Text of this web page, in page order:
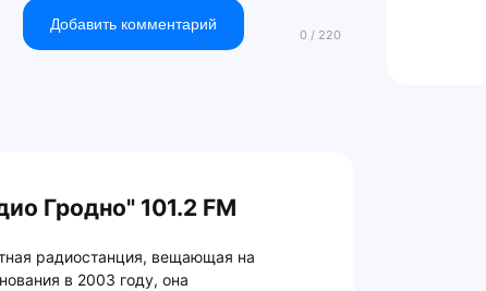
Добавить комментарий
Гродно" 101.2 FM
радиостанция, вещающая на
в 2003 году, она